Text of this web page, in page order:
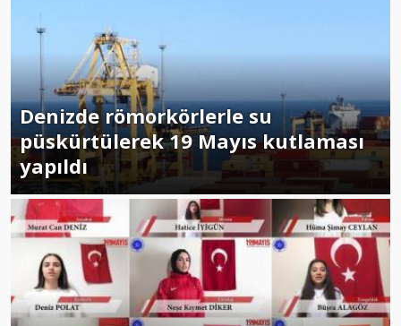
Denizde römorkörlerle su
püskürtülerek 19 Mayıs kutlaması
yapıldı